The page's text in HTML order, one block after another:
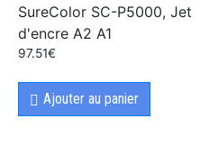
SureColor SC-P5000, Jet
d'encre A2 A1
97.51€
Ajouter au panier